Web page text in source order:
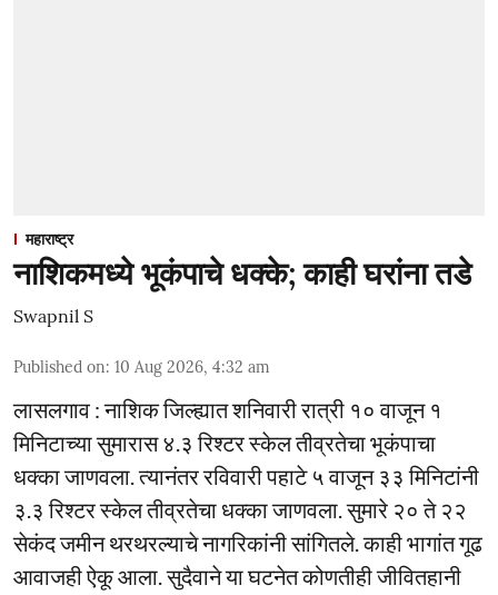
महाराष्ट्र
नाशिकमध्ये भूकंपाचे धक्के; काही घरांना तडे
Swapnil S
Published on: 10 Aug 2026, 4:32 am
लासलगाव : नाशिक जिल्ह्यात शनिवारी रात्री १० वाजून १
मिनिटाच्या सुमारास ४.३ रिश्टर स्केल तीव्रतेचा भूकंपाचा
धक्का जाणवला. त्यानंतर रविवारी पहाटे ५ वाजून ३३ मिनिटांनी
३.३ रिश्टर स्केल तीव्रतेचा धक्का जाणवला. सुमारे २० ते २२
सेकंद जमीन थरथरल्याचे नागरिकांनी सांगितले. काही भागांत गूढ
आवाजही ऐकू आला. सुदैवाने या घटनेत कोणतीही जीवितहानी